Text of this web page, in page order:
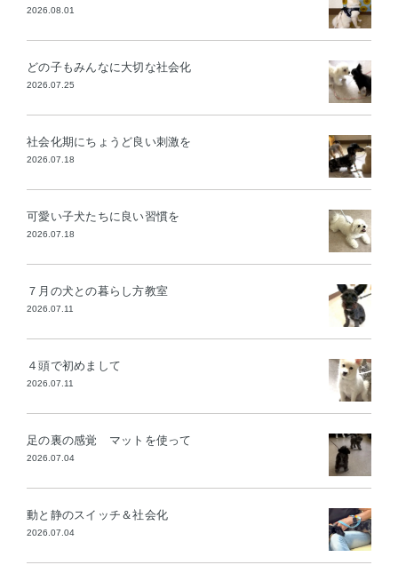
2026.08.01
どの子もみんなに大切な社会化
2026.07.25
社会化期にちょうど良い刺激を
2026.07.18
可愛い子犬たちに良い習慣を
2026.07.18
７月の犬との暮らし方教室
2026.07.11
４頭で初めまして
2026.07.11
足の裏の感覚 マットを使って
2026.07.04
動と静のスイッチ＆社会化
2026.07.04